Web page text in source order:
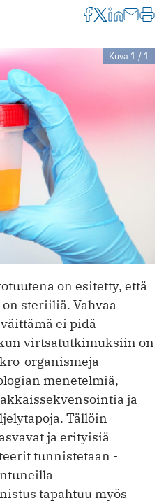
Kuva 1 / 1
on esitetty, että
steriiliä. Vahvaa
ei pidä
virtsa­tutkimuksiin on
organismeja
menetelmiä,
ja
Tällöin
ja erityisiä
tunnistetaan
tapahtuu myös